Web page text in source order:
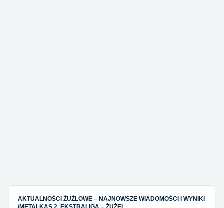
AKTUALNOŚCI ŻUŻLOWE – NAJNOWSZE WIADOMOŚCI I WYNIKI
/METALKAS 2. EKSTRALIGA – ŻUŻEL